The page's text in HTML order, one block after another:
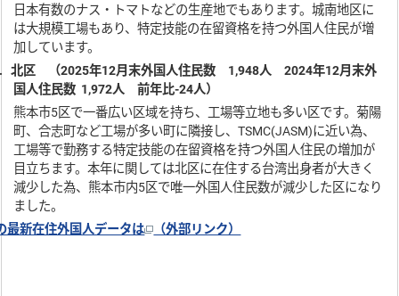
日本有数のナス・トマトなどの生産地でもあります。城南地区に
は大規模工場もあり、特定技能の在留資格を持つ外国人住民が増
加しています。
北区 （2025年12月末外国人住民数 1,948人2024年12月末外
国人住民数 1,972人 前年比-24人）
熊本市5区で一番広い区域を持ち、工場等立地も多い区です。菊陽
町、合志町など工場が多い町に隣接し、TSMC(JASM)に近い為、
工場等で勤務する特定技能の在留資格を持つ外国人住民の増加が
目立ちます。本年に関しては北区に在住する台湾出身者が大きく
減少した為、熊本市内5区で唯一外国人住民数が減少した区になり
ました。
最新在住外国人データは
（外部リンク）